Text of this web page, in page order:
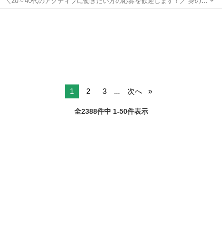
りのお世話など(介護) 週2日で家庭と両立できる グループホーム AR
1 2 3 ... 次へ
全2388件中 1-50件表示